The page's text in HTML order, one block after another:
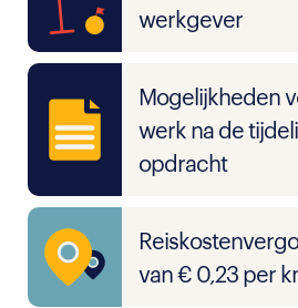
werkgever
Mogelijkheden
werk na de
opdracht
van € 0,23 per